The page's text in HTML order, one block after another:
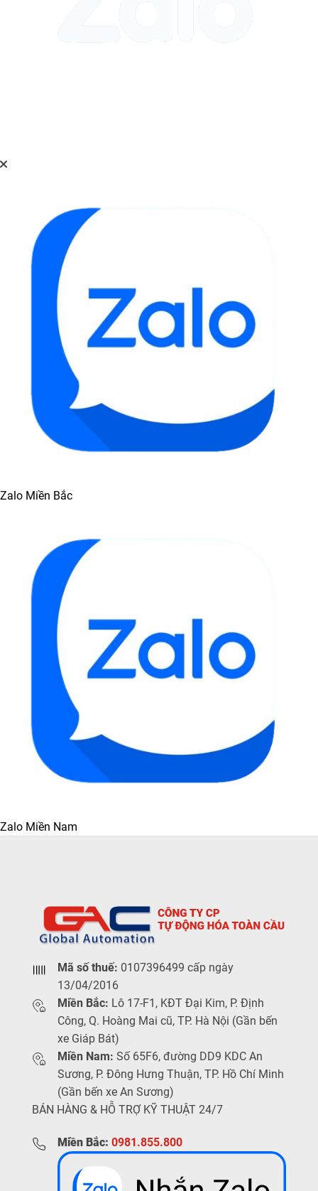
Zalo Miền Bắc
Zalo Miền Nam
Mã số thuế: 0107396499 cấp ngày
13/04/2016
Miền Bắc: Lô 17-F1, KĐT Đại Kim, P. Định
Công, Q. Hoàng Mai cũ, TP. Hà Nội (Gần bến
xe Giáp Bát)
Miền Nam: Số 65F6, đường DD9 KDC An
Sương, P. Đông Hưng Thuận, TP. Hồ Chí Minh
(Gần bến xe An Sương)
BÁN HÀNG & HỖ TRỢ KỸ THUẬT 24/7
Miền Bắc: 0981.855.800